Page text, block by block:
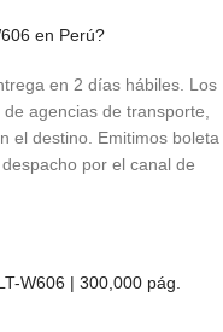
en Perú?
en 2 días hábiles. Los
agencias de transporte,
el destino. Emitimos boleta
por el canal de
W606 | 300,000 pág.